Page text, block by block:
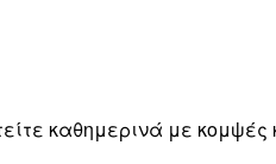
καθημερινά με κομψές